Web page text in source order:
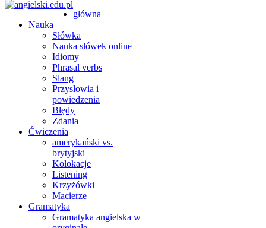
główna
Nauka
Słówka
Nauka słówek online
Idiomy
Phrasal verbs
Slang
Przysłowia i
powiedzenia
Błędy
Zdania
Ćwiczenia
amerykański vs.
brytyjski
Kolokacje
Listening
Krzyżówki
Macierze
Gramatyka
Gramatyka angielska w